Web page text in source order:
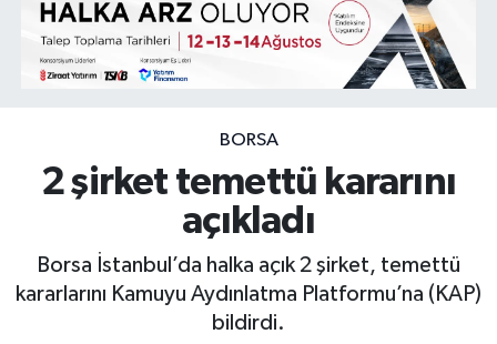
BORSA
2 şirket temettü kararını
açıkladı
Borsa İstanbul’da halka açık 2 şirket, temettü
kararlarını Kamuyu Aydınlatma Platformu’na (KAP)
bildirdi.
Emtia
Galeri
Bitcoin
Şirket Haberleri
Borsa Gundem